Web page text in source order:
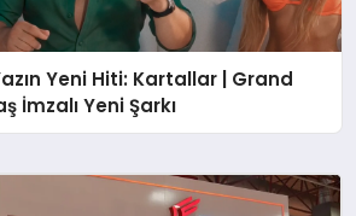
Yeni Hiti: Kartallar | Grand
İmzalı Yeni Şarkı